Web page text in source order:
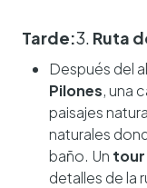
Tarde:3. Ruta
Después del
Pilones, una
paisajes
naturales
baño. Un tour
detalles de la